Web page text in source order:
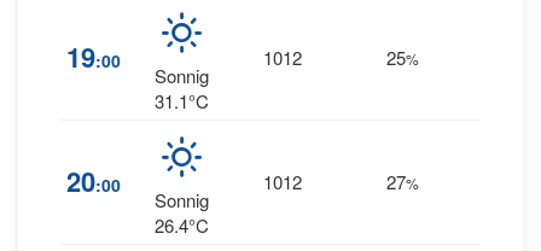
19:00
Sonnig
31.1°C
1012 25%
20:00
Sonnig
26.4°C
1012 27%